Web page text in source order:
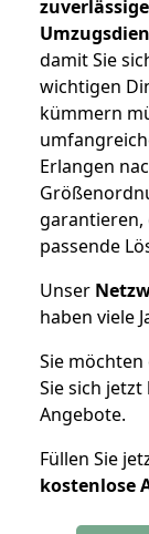
zuverlässige
damit Sie
wichtigen
kümmern
Erlangen
garantieren,
passende
Unser
haben viele
Sie möchten
Sie sich
Angebote.
Füllen Sie
kostenlose